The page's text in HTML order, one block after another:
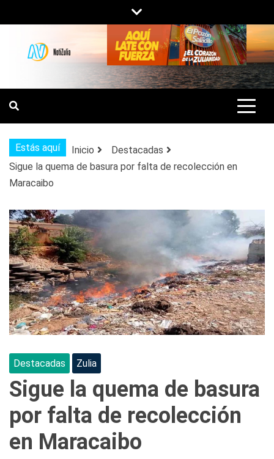
al
contenido
NOTIZULIA
NOTICIAS DEL ZULIA, VENEZUELA Y
DE INTERÉS GENERAL.
Estás aquí Inicio
Destacadas
Sigue la quema de basura por falta de recolección en
Maracaibo
Destacadas Zulia
Sigue la quema de basura
por falta de recolección
en Maracaibo